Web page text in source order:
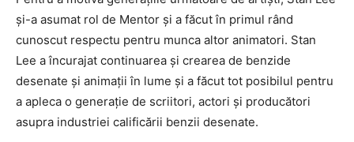
și-a asumat rol de Mentor și a făcut în primul rând
cunoscut respectu pentru munca altor animatori. Stan
Lee a încurajat continuarea și crearea de benzide
desenate și animații în lume și a făcut tot posibilul pentru
a apleca o generație de scriitori, actori și producători
asupra industriei calificării benzii desenate.